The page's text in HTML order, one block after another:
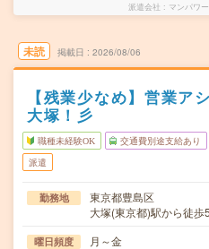
派遣会社 マンパワ
未読 掲載日 2026/08/06
【残業少なめ】営業ア
大塚！彡
職種未経験OK 交通費別途支給あり
派遣
勤務地
東京都豊島区
大塚(東京都)駅から徒歩
曜日頻度 月～金